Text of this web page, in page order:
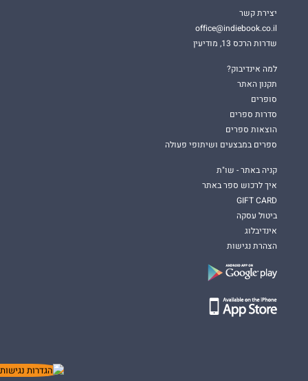
יצירת קשר
office@indiebook.co.il
שדרות הרכס 13, מודיעין
למה אינדיבוק?
תקנון האתר
סופרים
סדרות ספרים
הוצאות ספרים
ספרים במבצעים ושיתופי פעולה
קניה באתר - שו"ת
איך לרכוש ספר באתר
GIFT CARD
ביטול עסקה
אינדיבלוג
הצהרת נגישות